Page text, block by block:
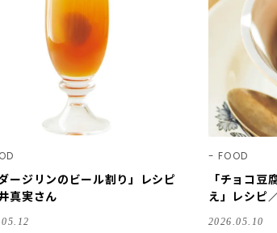
ダージリンのビール割り」レシピ
真実さん
FOOD
「チョコ豆
え」レシピ
2026.05.10